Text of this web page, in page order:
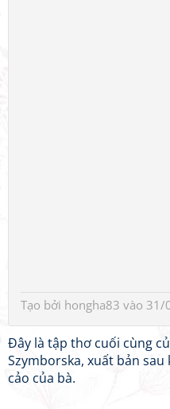
Tạo bởi hongha83 vào 31/
Đây là tập thơ cuối cùng
Szymborska, xuất bản
cảo của bà.